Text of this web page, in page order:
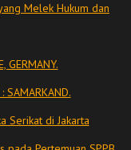
Melek Hukum dan
GERMANY.
SAMARKAND.
Serikat di Jakarta